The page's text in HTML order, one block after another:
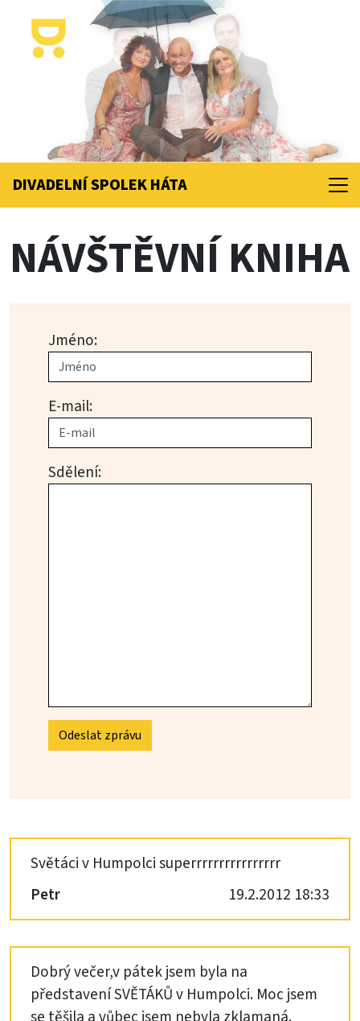
DIVADELNÍ SPOLEKHÁTA
NÁVŠTĚVNÍ KNIHA
Jméno:
E-mail:
Sdělení:
Odeslat zprávu
Světáci v Humpolci superrrrrrrrrrrrrrrr
Petr
19.2.2012 18:33
Dobrý večer,v pátek jsem byla na
představení SVĚTÁKŮ v Humpolci. Moc jsem